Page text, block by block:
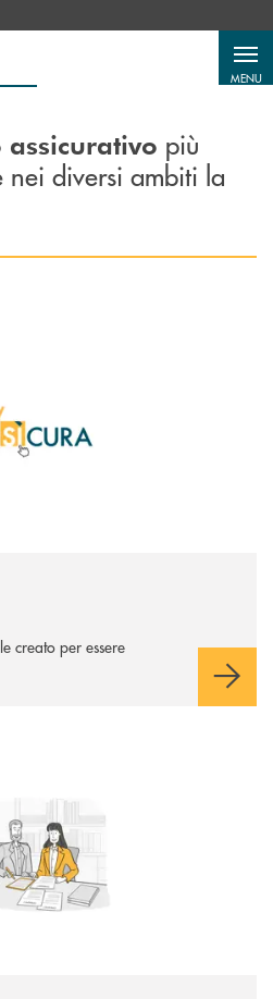
MENU
più
nei diversi ambiti la
creato per essere